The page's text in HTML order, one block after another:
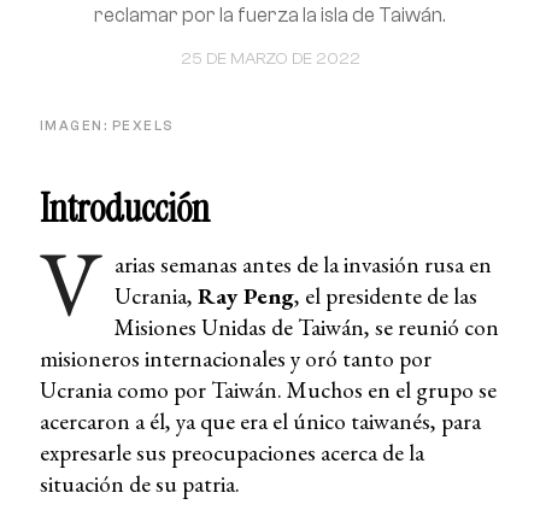
25 DE MARZO DE 2022
reclamar por la fuerza la isla de Taiwán.
IMAGEN: PEXELS
Introducción
V arias semanas antes de la invasión rusa en
Ucrania, Ray Peng, el presidente de las
Misiones Unidas de Taiwán, se reunió con
misioneros internacionales y oró tanto por
Ucrania como por Taiwán. Muchos en el grupo se
acercaron a él, ya que era el único taiwanés, para
expresarle sus preocupaciones acerca de la
situación de su patria.